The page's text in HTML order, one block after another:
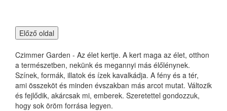
Czimmer Garden - Az élet kertje. A kert maga az élet, otthon
a természetben, nekünk és megannyi más élőlénynek.
Színek, formák, illatok és ízek kavalkádja. A fény és a tér,
ami összeköt és minden évszakban más arcot mutat. Változik
és fejlődik, akárcsak mi, emberek. Szeretettel gondozzuk,
hogy sok öröm forrása legyen.